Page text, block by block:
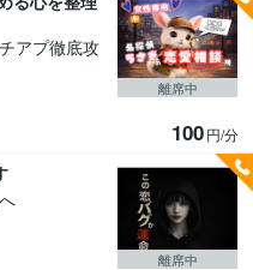
アプ徹底攻
100円/分
離席中
離席中